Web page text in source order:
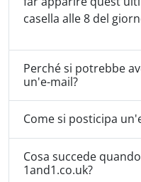
casella alle 8 del
Perché si potrebbe
un'e-mail?
Come si posticipa
Cosa succede
1and1.co.uk?